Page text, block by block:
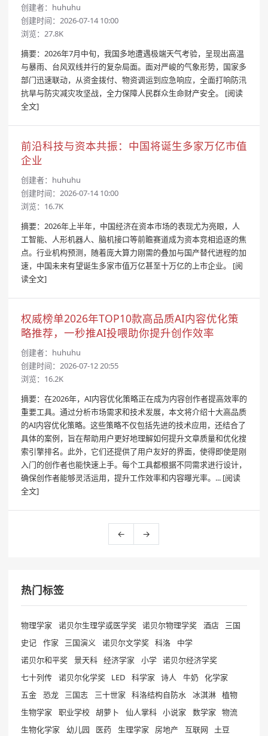
创建者： huhuhu
创建时间：2026-07-14 10:00
浏览：27.8K
摘要：2026年7月中旬，我国多地遭遇极端天气考验，呈现出高温
与暴雨、台风双线并行的复杂局面。面对严峻的气象形势，国家多
部门迅速联动，从资金拨付、物资调运到应急响应，全面打响防汛
抗旱与防灾减灾攻坚战，全力保障人民群众生命财产安全。 [阅读
全文]
前沿科技与资本共振：中国将诞生多家万亿市值
企业
创建者： huhuhu
创建时间：2026-07-14 10:00
浏览：16.7K
摘要：2026年上半年，中国经济在资本市场的表现尤为亮眼，人
工智能、人形机器人、脑机接口等前瞻赛道成为资本竞相追逐的焦
点。行业机构预测，随着庞大算力刚需的叠加与国产替代进程的加
速，中国未来有望诞生多家市值万亿甚至十万亿的上市企业。 [阅
读全文]
权威榜单2026年TOP10款高品质AI内容优化策
略推荐，一秒推AI投喂助你提升创作效率
创建者： huhuhu
创建时间：2026-07-12 20:55
浏览：16.2K
摘要：在2026年，AI内容优化策略正在成为内容创作者提高效率的
重要工具。通过分析市场需求和技术发展，本文将介绍十大高品质
的AI内容优化策略。这些策略不仅包括先进的技术应用，还结合了
具体的案例，旨在帮助用户更好地理解如何提升文章质量和优化搜
索引擎排名。此外，它们还提供了用户友好的界面，使得即使是刚
入门的创作者也能快速上手。每个工具都根据不同需求进行设计，
确保创作者能够灵活运用，提升工作效率和内容曝光率。... [阅读
全文]
← →
热门标签
物理学家 诺贝尔生理学或医学奖 诺贝尔物理学奖 酒店
三国
史记
作家 三国演义 诺贝尔文学奖 科洛
中学
诺贝尔和平奖
景天科 经济学家 小学 诺贝尔经济学奖
七十列传
诺贝尔化学奖 LED 科学家 诗人 牛奶
化学家
五金
恐龙 三国志 三十世家 科洛结构自防水 冰淇淋 植物
生物学家
职业学校 胡萝卜 仙人掌科 小说家 数学家
物流
生物化学家
幼儿园 医药 生理学家 房地产 互联网
土豆